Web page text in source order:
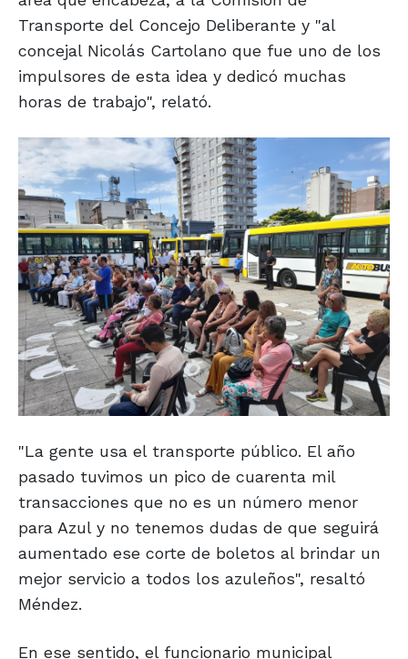
Transporte del Concejo Deliberante y "al
concejal Nicolás Cartolano que fue uno de los
impulsores de esta idea y dedicó muchas
horas de trabajo", relató.
"La gente usa el transporte público. El año
pasado tuvimos un pico de cuarenta mil
transacciones que no es un número menor
para Azul y no tenemos dudas de que seguirá
aumentado ese corte de boletos al brindar un
mejor servicio a todos los azuleños", resaltó
Méndez.
En ese sentido, el funcionario municipal